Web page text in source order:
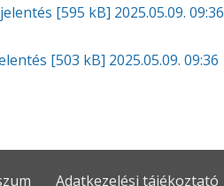
[595 kB] 2025.05.09. 09:36
[503 kB] 2025.05.09. 09:36
Adatkezelési tájékoztató